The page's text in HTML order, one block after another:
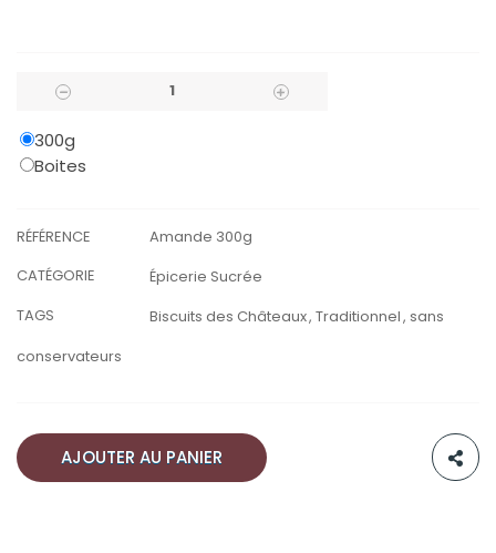
300g
Boites
RÉFÉRENCE
Amande 300g
CATÉGORIE
Épicerie Sucrée
TAGS
Biscuits des Châteaux Traditionnel sans
conservateurs
AJOUTER AU PANIER